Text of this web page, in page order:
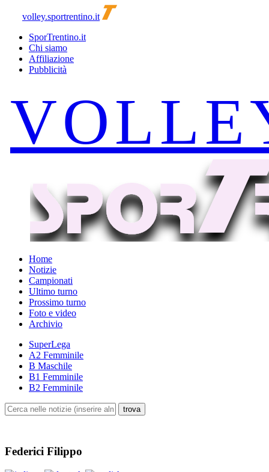
volley.sportrentino.it
SporTrentino.it
Chi siamo
Affiliazione
Pubblicità
Home
Notizie
Campionati
Ultimo turno
Prossimo turno
Foto e video
Archivio
SuperLega
A2 Femminile
B Maschile
B1 Femminile
B2 Femminile
Federici Filippo